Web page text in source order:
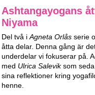
Ashtangayogans
Niyama
Del två iAgneta Orlås serie
åtta delar. Denna gång är
underdelar vi fokuserar på.
med Ulrica Saleviksom
sina reflektioner kring
henne.